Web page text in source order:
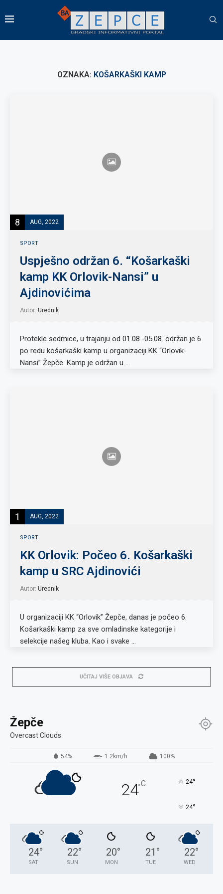
OZNAKA: KOŠARKAŠKI KAMP
8 AUG, 2022
SPORT
Uspješno održan 6. “Košarkaški
kamp KK Orlovik-Nansi” u
Ajdinovićima
Autor: Urednik
Protekle sedmice, u trajanju od 01.08.-05.08. održan je 6.
po redu košarkaški kamp u organizaciji KK “Orlovik-
Nansi” Žepče. Kamp je održan u …
1 AUG, 2022
SPORT
KK Orlovik: Počeo 6. Košarkaški
kamp u SRC Ajdinovići
Autor: Urednik
U organizaciji KK “Orlovik” Žepče, danas je počeo 6.
Košarkaški kamp za sve omladinske kategorije i
selekcije našeg kluba. Kao i svake …
UČITAJ VIŠE OBJAVA
Žepče
Overcast Clouds
54% 1.2km/h 100%
24°C 24°
24°
24°
SAT
22°
SUN
20°
MON
21 °
TUE
22°
WED